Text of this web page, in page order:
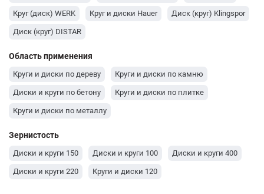
Круг (диск) WERK Круг и диски Hauer Диск (круг) Klingspor
Диск (круг) DISTAR
Область применения
Круги и диски по дереву Круги и диски по камню
Диски и круги по бетону Круги и диски по плитке
Круги и диски по металлу
Зернистость
Диски и круги 150 Диски и круги 100 Диски и круги 400
Диски и круги 220 Круги и диски 120